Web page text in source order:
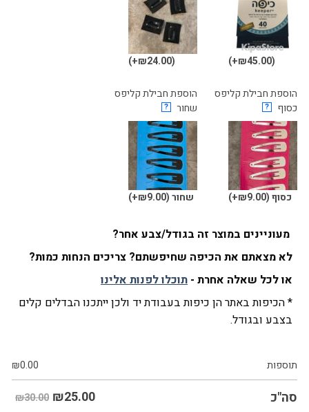
(₪45.00+)
(₪24.00+)
הוספת חבילת קליפס
כסוף
?
כסוף(₪9.00+)
הוספת חבילת קליפס
שחור
?
שחור(₪9.00+)
מעוניינים במוצר זה בגודל/צבע אחר?
לא מצאתם את הכיפה שחיפשתם? צריכים הנחות כמות?
או לכל שאלה אחרת - תוכלו לפנות אלינו
* הכיפות באתר הן כיפות בעבודת יד ולכן ייתכנו הבדלים קלים
בצבע ובגודל.
תוספות ₪0.00
סה"כ ₪30.00 ₪25.00